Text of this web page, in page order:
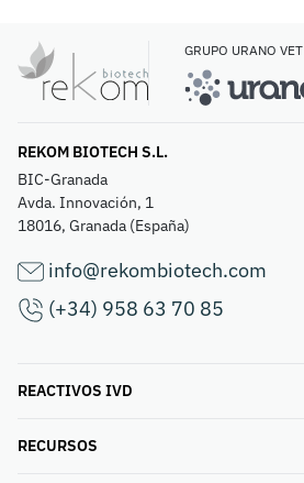
GRUPO URANO VET
REKOM BIOTECH S.L.
BIC-Granada
Avda. Innovación, 1
18016, Granada (España)
info@rekombiotech.com
(+34) 958 63 70 85
REACTIVOS IVD
RECURSOS